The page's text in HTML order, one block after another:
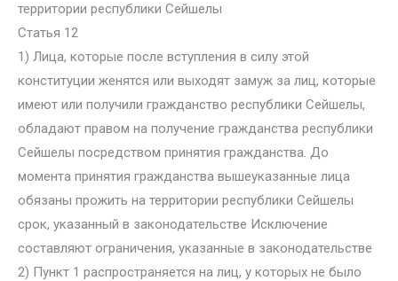
территории республики Сейшелы
Статья 12
1) Лица, которые после вступления в силу этой
конституции женятся или выходят замуж за лиц, которые
имеют или получили гражданство республики Сейшелы,
обладают правом на получение гражданства республики
Сейшелы посредством принятия гражданства. До
момента принятия гражданства вышеуказанные лица
обязаны прожить на территории республики Сейшелы
срок, указанный в законодательстве Исключение
составляют ограничения, указанные в законодательстве
2) Пункт 1 распространяется на лиц, у которых не было